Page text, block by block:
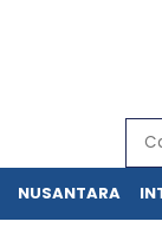
NUSANTARA